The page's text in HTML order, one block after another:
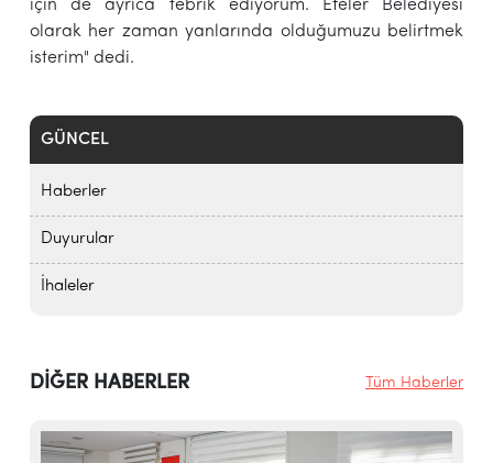
GÜNCEL
Haberler
Duyurular
İhaleler
için de ayrıca tebrik ediyorum. Efeler Belediyesi
olarak her zaman yanlarında olduğumuzu belirtmek
isterim" dedi.
DİĞER HABERLER Tüm Haberler